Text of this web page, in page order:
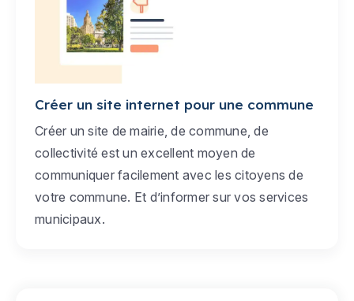
Créer un site internet pour une commune
Créer un site de mairie, de commune, de
collectivité est un excellent moyen de
communiquer facilement avec les citoyens de
votre commune. Et d’informer sur vos services
municipaux.